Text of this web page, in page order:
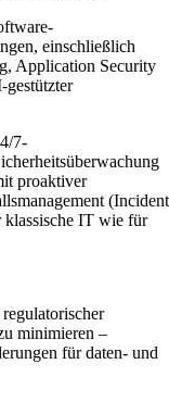
einschließlich
Application Security
gestützter
7-
proaktiver
(Incident
klassische IT wie für
minimieren –
für daten- und